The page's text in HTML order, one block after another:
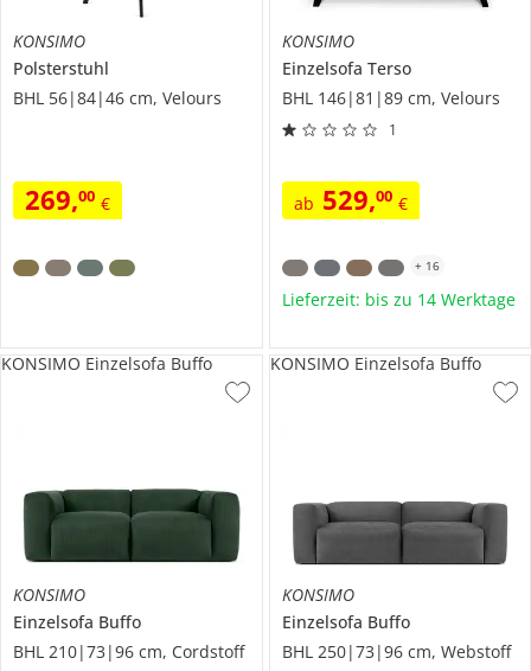
KONSIMO
Polsterstuhl
BHL 56|84|46 cm, Velours
269,00 €
KONSIMO
Einzelsofa Terso
BHL 146|81|89 cm, Velours
1
ab 529,00 €
+ 16
Lieferzeit: bis zu 14 Werktage
KONSIMO
Einzelsofa Buffo
BHL 210|73|96 cm, Cordstoff
KONSIMO Einzelsofa Buffo
KONSIMO
Einzelsofa Buffo
BHL 250|73|96 cm, Webstoff
KONSIMO Einzelsofa Buffo